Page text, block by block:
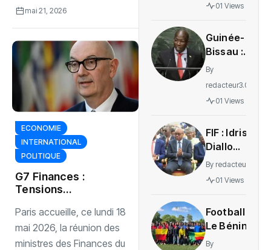
mai 21, 2026
ECONOMIE
INTERNATIONAL
POLITIQUE
‎G7 Finances :
Tensions
cœur des débats
à Paris
Paris accueille, ce lundi 18
mai 2026, la réunion des
ministres des Finances du
le M23
preuves
tangibles
01 Views
Guinée-
Bissau :
Domingos
transféré
Portugal
pour
recevoir
des soins
By
redacteur3.0
01 Views
‎FIF : Idriss
Diallo
revendique
un bilan
By redacteur3.0
01 Views
Football :
Le Bénin
mise sur
By